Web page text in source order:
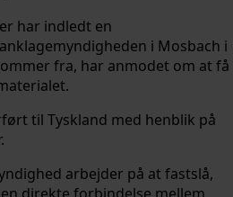
har indledt en
i Mosbach i
fra, har anmodet om at få
til Tyskland med henblik på
arbejder på at fastslå,